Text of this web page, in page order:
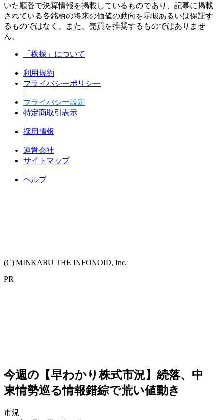
いた順番で決算情報を掲載しているものであり、記事に掲載
されている各銘柄の将来の価値の動向を示唆あるいは保証す
るものではなく、また、売買を推奨するものではありませ
ん。
「株探」について
|
利用規約
プライバシーポリシー
|
プライバシー設定
特定商取引表示
|
採用情報
|
運営会社
サイトマップ
|
ヘルプ
(C) MINKABU THE INFONOID, Inc.
PR
今週の【早わかり株式市況】続落、中
東情勢巡る情報錯綜で荒い値動き
市況